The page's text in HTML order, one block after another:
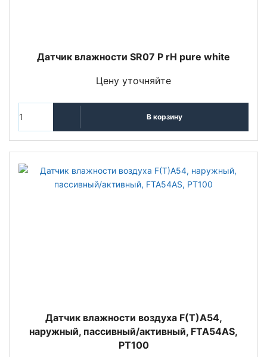
Датчик влажности SR07 P rH pure white
Цену уточняйте
В корзину
Датчик влажности воздуха F(T)A54,
наружный, пассивный/активный, FTA54AS,
PT100